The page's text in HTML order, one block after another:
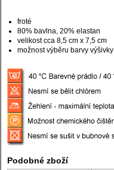
froté
80% bavlna, 20% elastan
velikost cca 8,5 cm x 7,5 cm
možnost výběru barvy výšivky
Podobné zboží